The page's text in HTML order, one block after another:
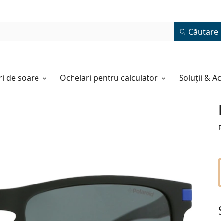
Căutare
de soare Ochelari pentru calculator Soluții &